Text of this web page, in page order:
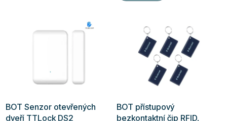
BOT Senzor otevřených
dveří TTLock DS2
BOT přístupový
bezkontaktní čip RFID,